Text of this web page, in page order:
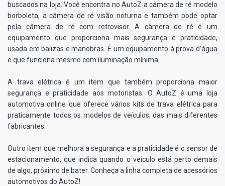
buscados na loja. Você encontra no AutoZ a câmera de ré modelo
borboleta, a câmera de ré visão noturna e também pode optar
pela câmera de ré com retrovisor. A câmera de ré é um
equipamento que proporciona mais segurança e praticidade,
usada em balizas e manobras. É um equipamento à prova d’água
e que funciona mesmo com iluminação mínima.
A trava elétrica é um item que também proporciona maior
segurança e praticidade aos motoristas. O AutoZ é uma loja
automotiva online que oferece vários kits de trava elétrica para
praticamente todos os modelos de veículos, das mais diferentes
fabricantes.
Outro item que melhora a segurança e a praticidade é o sensor de
estacionamento, que indica quando o veículo está perto demais
de algo, próximo de bater. Conheça a linha completa de acessórios
automotivos do AutoZ!